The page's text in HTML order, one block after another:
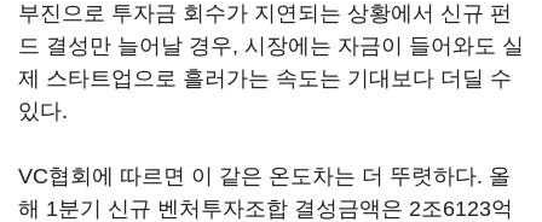
부진으로 투자금 회수가 지연되는 상황에서 신규 펀
드 결성만 늘어날 경우, 시장에는 자금이 들어와도 실
제 스타트업으로 흘러가는 속도는 기대보다 더딜 수
있다.
VC협회에 따르면 이 같은 온도차는 더 뚜렷하다. 올
해 1분기 신규 벤처투자조합 결성금액은 2조6123억